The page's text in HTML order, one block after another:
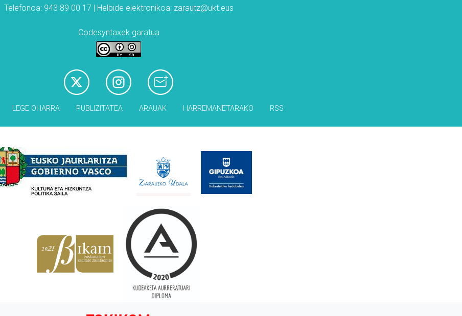
Telefonoa: 943 89 00 17 | Helbide elektronikoa: zarautz@ukt.eus
Codesyntaxek garatua
LEGE OHARRA PUBLIZITATEA ARAUAK HARREMANETARAKO RSS